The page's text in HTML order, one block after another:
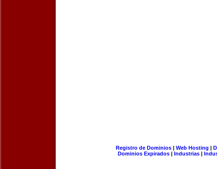
Registro de Dominios| Web Hosting |
Dominios Expirados | Industrias |